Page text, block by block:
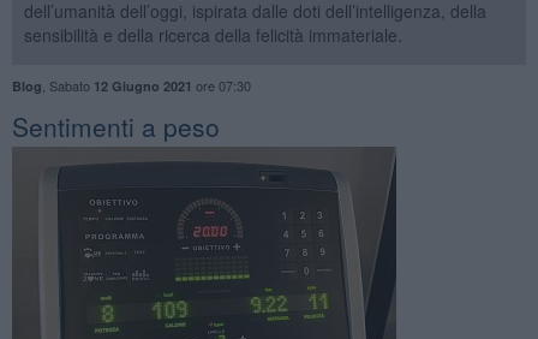
dell’umanità dell’oggi, ispirata dalle doti dell’intelligenza, della
sensibilità e della ricerca della felicità immateriale.
Blog Sabato 12 Giugno 2021 ore 07:30
​Sentimenti a peso